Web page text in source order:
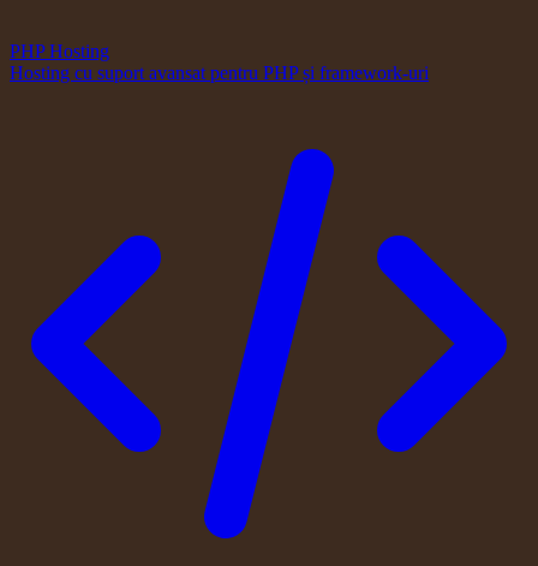
PHP Hosting
Hosting cu suport avansat pentru PHP și framework-uri